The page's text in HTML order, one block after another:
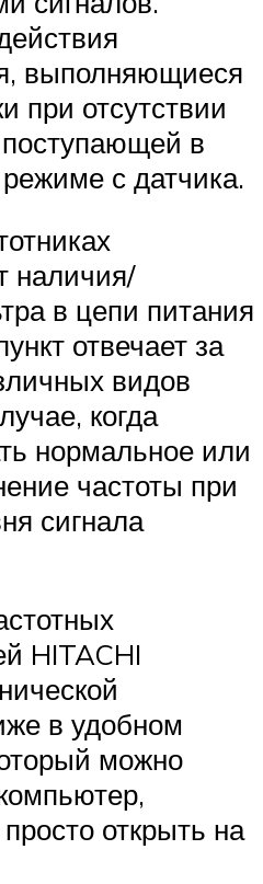
выполняющиеся
при отсутствии
в
с датчика.
наличия/
в цепи питания
отвечает за
видов
когда
нормальное или
частоты при
сигнала
HITACHI
в удобном
можно
открыть на